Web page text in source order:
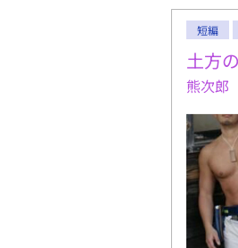
短編
土方
熊次郎